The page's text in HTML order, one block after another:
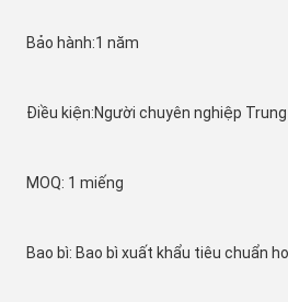
Bảo hành:1 năm
Điều kiện:Người chuyên nghiệp
MOQ: 1 miếng
Bao bì: Bao bì xuất khẩu tiêu chuẩn